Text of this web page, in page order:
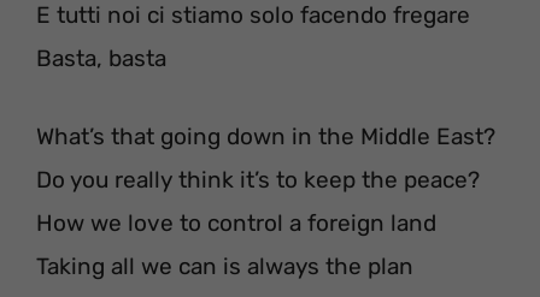
E tutti noi ci stiamo solo facendo fregare
Basta, basta
What’s that going down in the Middle East?
Do you really think it’s to keep the peace?
How we love to control a foreign land
Taking all we can is always the plan